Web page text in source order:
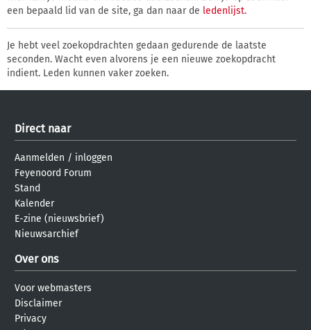
een bepaald lid van de site, ga dan naar de ledenlijst.
Je hebt veel zoekopdrachten gedaan gedurende de laatste
seconden. Wacht even alvorens je een nieuwe zoekopdracht
indient. Leden kunnen vaker zoeken.
Direct naar
Aanmelden / inloggen
Feyenoord Forum
Stand
Kalender
E-zine (nieuwsbrief)
Nieuwsarchief
Over ons
Voor webmasters
Disclaimer
Privacy